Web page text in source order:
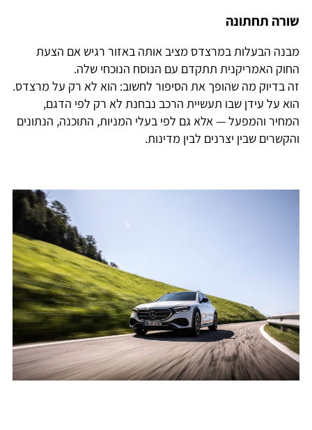
שורה תחתונה
מבנה הבעלות במרצדס מציב אותה באזור רגיש אם הצעת
החוק האמריקנית תתקדם עם הנוסח הנוכחי שלה.
זה בדיוק מה שהופך את הסיפור לחשוב: הוא לא רק על מרצדס.
הוא על עידן שבו תעשיית הרכב נבחנת לא רק לפי הדגם,
המחיר והמפעל — אלא גם לפי בעלי המניות, התוכנה, הנתונים
והקשרים שבין יצרנים לבין מדינות.